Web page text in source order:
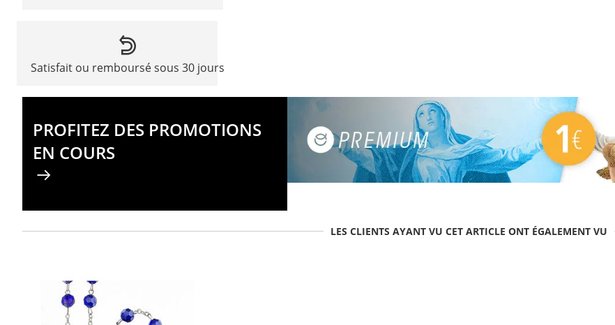
Satisfait ou remboursé sous 30 jours
PROFITEZ DES PROMOTIONS
EN COURS
LES CLIENTS AYANT VU CET ARTICLE ONT ÉGALEMENT VU